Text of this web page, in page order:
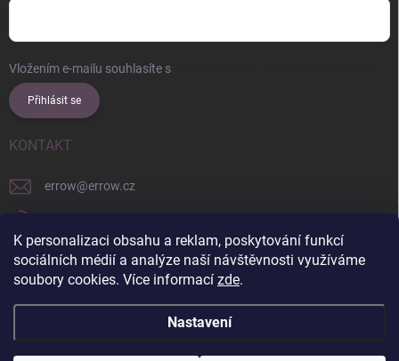
K personalizaci obsahu a reklam, poskytování funkcí
sociálních médií a analýze naší návštěvnosti využíváme
soubory cookies. Více informací zde.
Nastavení
Vložením e-mailu souhlasíte s
Přihlásit se
KONTAKT
errow@errow.cz
explore/locations/957228892/